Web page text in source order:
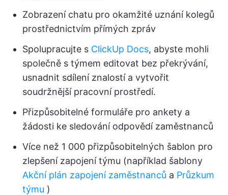
Zobrazení chatu pro okamžité uznání kolegů
prostřednictvím přímých zpráv
Spolupracujte s ClickUp Docs, abyste mohli
společně s týmem editovat bez překrývání,
usnadnit sdílení znalostí a vytvořit
soudržnější pracovní prostředí.
Přizpůsobitelné formuláře pro ankety a
žádosti ke sledování odpovědí zaměstnanců
Více než 1 000 přizpůsobitelných šablon pro
zlepšení zapojení týmu (například šablony
Akční plán zapojení zaměstnanců a Průzkum
týmu )